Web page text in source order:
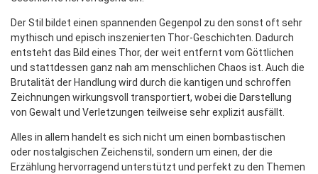
Der Stil bildet einen spannenden Gegenpol zu den sonst oft sehr
mythisch und episch inszenierten Thor-Geschichten. Dadurch
entsteht das Bild eines Thor, der weit entfernt vom Göttlichen
und stattdessen ganz nah am menschlichen Chaos ist. Auch die
Brutalität der Handlung wird durch die kantigen und schroffen
Zeichnungen wirkungsvoll transportiert, wobei die Darstellung
von Gewalt und Verletzungen teilweise sehr explizit ausfällt.
Alles in allem handelt es sich nicht um einen bombastischen
oder nostalgischen Zeichenstil, sondern um einen, der die
Erzählung hervorragend unterstützt und perfekt zu den Themen